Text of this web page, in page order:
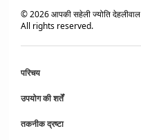
©2026आपकी सहेली ज्योति देहलीवाल
All rights reserved.
परिचय
उपयोग की शर्तें
तकनीक द्रष्टा